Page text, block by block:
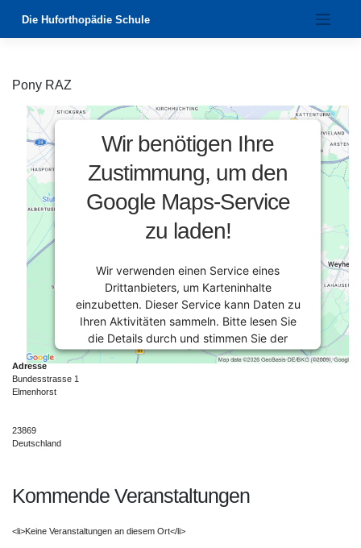
Die Huforthopädie Schule
Pony RAZ
Wir benötigen Ihre
Zustimmung, um den
Google Maps-Service
zu laden!
Wir verwenden einen Service eines
Drittanbieters, um Karteninhalte
einzubetten. Dieser Service kann Daten zu
Ihren Aktivitäten sammeln. Bitte lesen Sie
die Details durch und stimmen Sie der
Nutzung des Service zu, um diese Karte
Powered byUsercentrics Consent
Management Platform
Adresse
Bundesstrasse 1
Elmenhorst
23869
Deutschland
Kommende Veranstaltungen
<li>Keine Veranstaltungen an diesem Ort</li>